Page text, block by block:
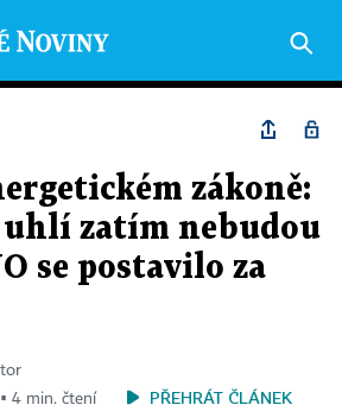
zákoně:
uhlí zatím nebudou
se postavilo za
▪ 4 min. čtení
PŘEHRÁT ČLÁNEK